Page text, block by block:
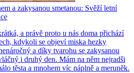
a zakysanou smetanou: Svěží letní
a právě proto u nás doma přichází
kdykoli se objeví miska hezky
a díky tvarohu se zakysanou
i druhý den. Mám na něm nejradši
těsta a mnohem víc náplně a meruněk.